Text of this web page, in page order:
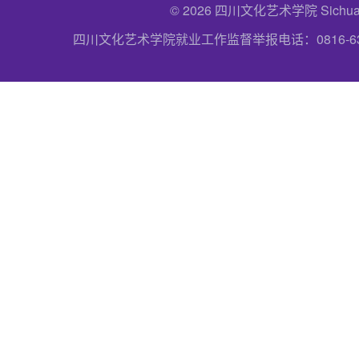
© 2026 四川文化艺术学院
四川文化艺术学院就业工作监督举报电话：